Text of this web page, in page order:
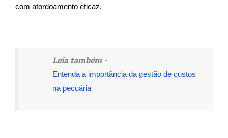
com atordoamento eficaz.
Leia também -
Entenda a importância da gestão de custos
na pecuária